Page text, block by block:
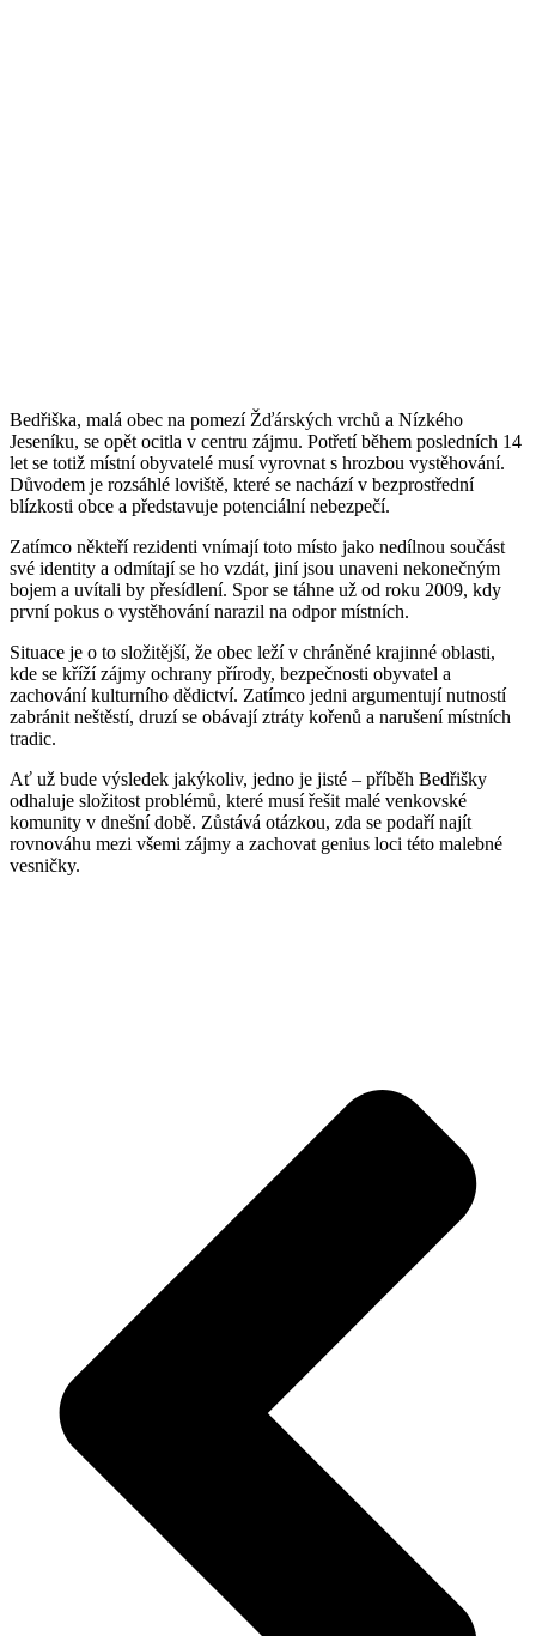
Bedřiška, malá obec na pomezí Žďárských vrchů a Nízkého
Jeseníku, se opět ocitla v centru zájmu. Potřetí během posledních 14
let se totiž místní obyvatelé musí vyrovnat s hrozbou vystěhování.
Důvodem je rozsáhlé loviště, které se nachází v bezprostřední
blízkosti obce a představuje potenciální nebezpečí.
Zatímco někteří rezidenti vnímají toto místo jako nedílnou součást
své identity a odmítají se ho vzdát, jiní jsou unaveni nekonečným
bojem a uvítali by přesídlení. Spor se táhne už od roku 2009, kdy
první pokus o vystěhování narazil na odpor místních.
Situace je o to složitější, že obec leží v chráněné krajinné oblasti,
kde se kříží zájmy ochrany přírody, bezpečnosti obyvatel a
zachování kulturního dědictví. Zatímco jedni argumentují nutností
zabránit neštěstí, druzí se obávají ztráty kořenů a narušení místních
tradic.
Ať už bude výsledek jakýkoliv, jedno je jisté – příběh Bedřišky
odhaluje složitost problémů, které musí řešit malé venkovské
komunity v dnešní době. Zůstává otázkou, zda se podaří najít
rovnováhu mezi všemi zájmy a zachovat genius loci této malebné
vesničky.